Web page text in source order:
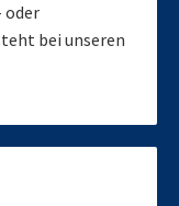
oder
bei unseren